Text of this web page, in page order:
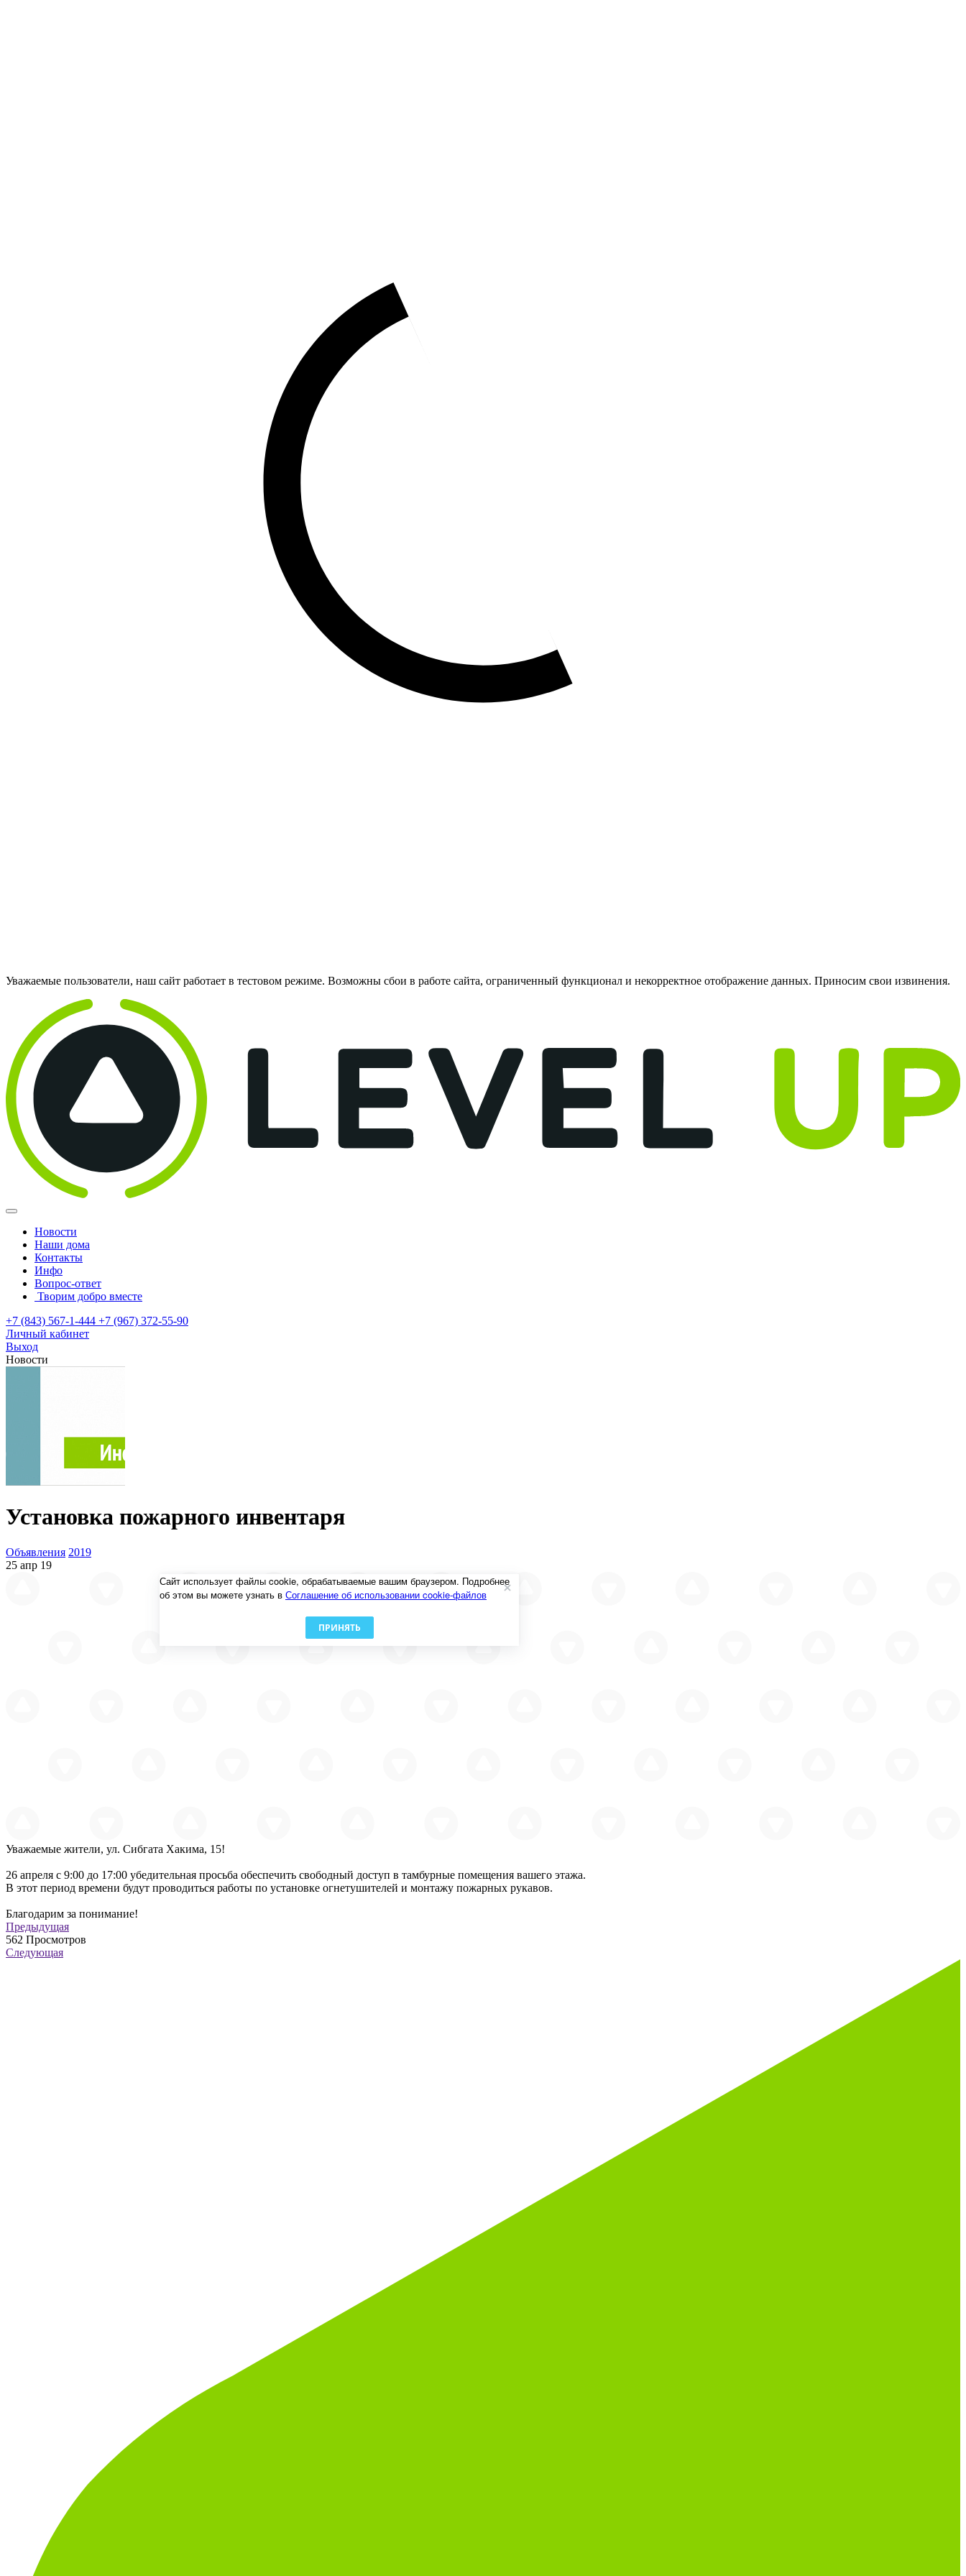
Уважаемые пользователи, наш сайт работает в тестовом режиме. Возможны сбои в работе сайта, ограниченный функционал и некорректное отображение данных. Приносим свои извинения.
Новости
Наши дома
Контакты
Инфо
Вопрос-ответ
Творим добро вместе
+7 (843) 567-1-444 +7 (967) 372-55-90
Личный кабинет
Выход
Новости
Установка пожарного инвентаря
Объявления 2019
25 апр 19
Уважаемые жители, ул. Сибгата Хакима, 15!
26 апреля с 9:00 до 17:00 убедительная просьба обеспечить свободный доступ в тамбурные помещения вашего этажа.
В этот период времени будут проводиться работы по установке огнетушителей и монтажу пожарных рукавов.
Благодарим за понимание!
Предыдущая
562 Просмотров
Следующая
Сайт использует файлы cookie, обрабатываемые вашим браузером. Подробнее
об этом вы можете узнать в Соглашение об использовании cookie-файлов
ПРИНЯТЬ